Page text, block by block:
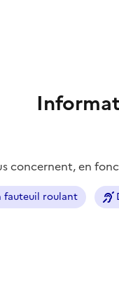
concernent, en
fauteuil roulant